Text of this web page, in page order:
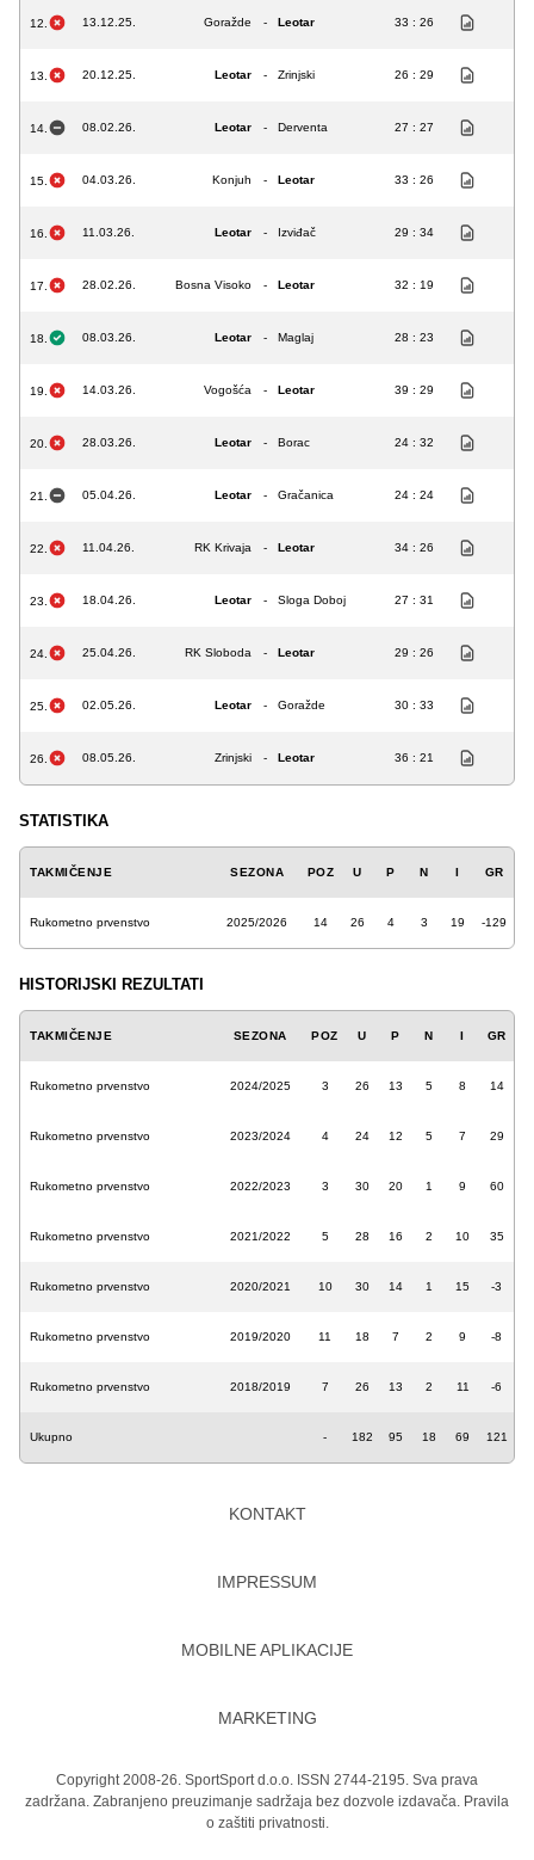
12. 13.12.25. Goražde - Leotar 33 : 26
13. 20.12.25. Leotar - Zrinjski 26 : 29
14. 08.02.26. Leotar - Derventa 27 : 27
15. 04.03.26. Konjuh - Leotar 33 : 26
16. 11.03.26. Leotar - Izviđač 29 : 34
17. 28.02.26. Bosna Visoko - Leotar 32 : 19
18. 08.03.26. Leotar - Maglaj 28 : 23
19. 14.03.26. Vogošća - Leotar 39 : 29
20. 28.03.26. Leotar - Borac 24 : 32
21. 05.04.26. Leotar - Gračanica 24 : 24
22. 11.04.26. RK Krivaja - Leotar 34 : 26
23. 18.04.26. Leotar - Sloga Doboj 27 : 31
24. 25.04.26. RK Sloboda - Leotar 29 : 26
25. 02.05.26. Leotar - Goražde 30 : 33
26. 08.05.26. Zrinjski - Leotar 36 : 21
STATISTIKA
TAKMIČENJE SEZONA POZ U P N I GR
Rukometno prvenstvo 2025/2026 14 26 4 3 19 -129
HISTORIJSKI REZULTATI
TAKMIČENJE SEZONA POZ U P N I GR
Rukometno prvenstvo 2024/2025 3 26 13 5 8 14
Rukometno prvenstvo 2023/2024 4 24 12 5 7 29
Rukometno prvenstvo 2022/2023 3 30 20 1 9 60
Rukometno prvenstvo 2021/2022 5 28 16 2 10 35
Rukometno prvenstvo 2020/2021 10 30 14 1 15 -3
Rukometno prvenstvo 2019/2020 11 18 7 2 9 -8
Rukometno prvenstvo 2018/2019 7 26 13 2 11 -6
Ukupno - 182 95 18 69 121
KONTAKT
IMPRESSUM
MOBILNE APLIKACIJE
MARKETING
Copyright 2008-26. SportSport d.o.o. ISSN 2744-2195. Sva prava
zadržana. Zabranjeno preuzimanje sadržaja bez dozvole izdavača. Pravila
o zaštiti privatnosti.